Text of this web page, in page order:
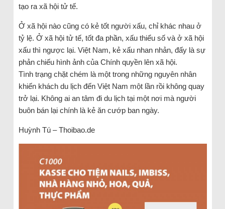
tạo ra xã hội tử tế.
Ở xã hội nào cũng có kẻ tốt người xấu, chỉ khác nhau ở
tỷ lệ. Ở xã hội tử tế, tốt đa phần, xấu thiểu số và ở xã hội
xấu thì ngược lại. Việt Nam, kẻ xấu nhan nhản, đấy là sự
phản chiếu hình ảnh của Chính quyền lên xã hội.
Tình trạng chặt chém là một trong những nguyên nhân
khiến khách du lịch đến Việt Nam một lần rồi không quay
trở lại. Không ai an tâm đi du lịch tại một nơi mà người
buôn bán lại chính là kẻ ăn cướp ban ngày.
Huỳnh Tú – Thoibao.de